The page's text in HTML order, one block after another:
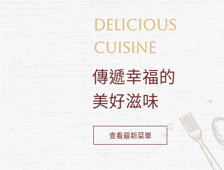
DELICIOUS
CUISINE
傳遞幸福的
美好滋味
查看最新菜單